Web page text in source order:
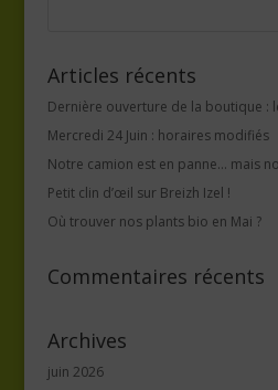
Articles récents
Dernière ouverture de la boutique :
Mercredi 24 Juin : horaires modifiés
Notre camion est en panne… mais
Petit clin d’œil sur Breizh Izel !
Où trouver nos plants bio en Mai ?
Commentaires récents
Archives
juin 2026